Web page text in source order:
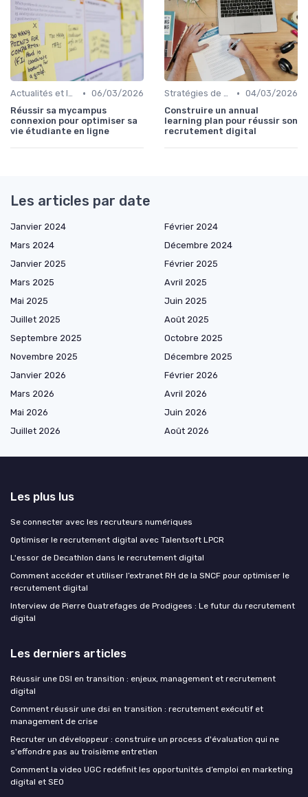
Actualités et Innovations en Recrutement • 06/03/2026
Réussir sa mycampus
connexion pour optimiser sa
vie étudiante en ligne
Stratégies de Recrutement Digital • 04/03/2026
Construire un annual
learning plan pour réussir son
recrutement digital
Les articles par date
Janvier 2024
Février 2024
Mars 2024
Décembre 2024
Janvier 2025
Février 2025
Mars 2025
Avril 2025
Mai 2025
Juin 2025
Juillet 2025
Août 2025
Septembre 2025
Octobre 2025
Novembre 2025
Décembre 2025
Janvier 2026
Février 2026
Mars 2026
Avril 2026
Mai 2026
Juin 2026
Juillet 2026
Août 2026
Les plus lus
Se connecter avec les recruteurs numériques
Optimiser le recrutement digital avec Talentsoft LPCR
L'essor de Decathlon dans le recrutement digital
Comment accéder et utiliser l’extranet RH de la SNCF pour optimiser le
recrutement digital
Interview de Pierre Quatrefages de Prodigees : Le futur du recrutement
digital
Les derniers articles
Réussir une DSI en transition : enjeux, management et recrutement
digital
Comment réussir une dsi en transition : recrutement exécutif et
management de crise
Recruter un développeur : construire un process d'évaluation qui ne
s'effondre pas au troisième entretien
Comment la video UGC redéfinit les opportunités d’emploi en marketing
digital et SEO